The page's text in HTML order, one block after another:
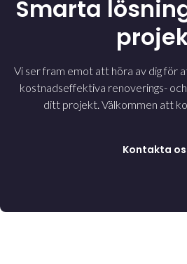
Smarta
Vi ser fram emot att höra av dig för
kostnadseffektiva renoverings-
ditt projekt. Välkommen att
Kontakta